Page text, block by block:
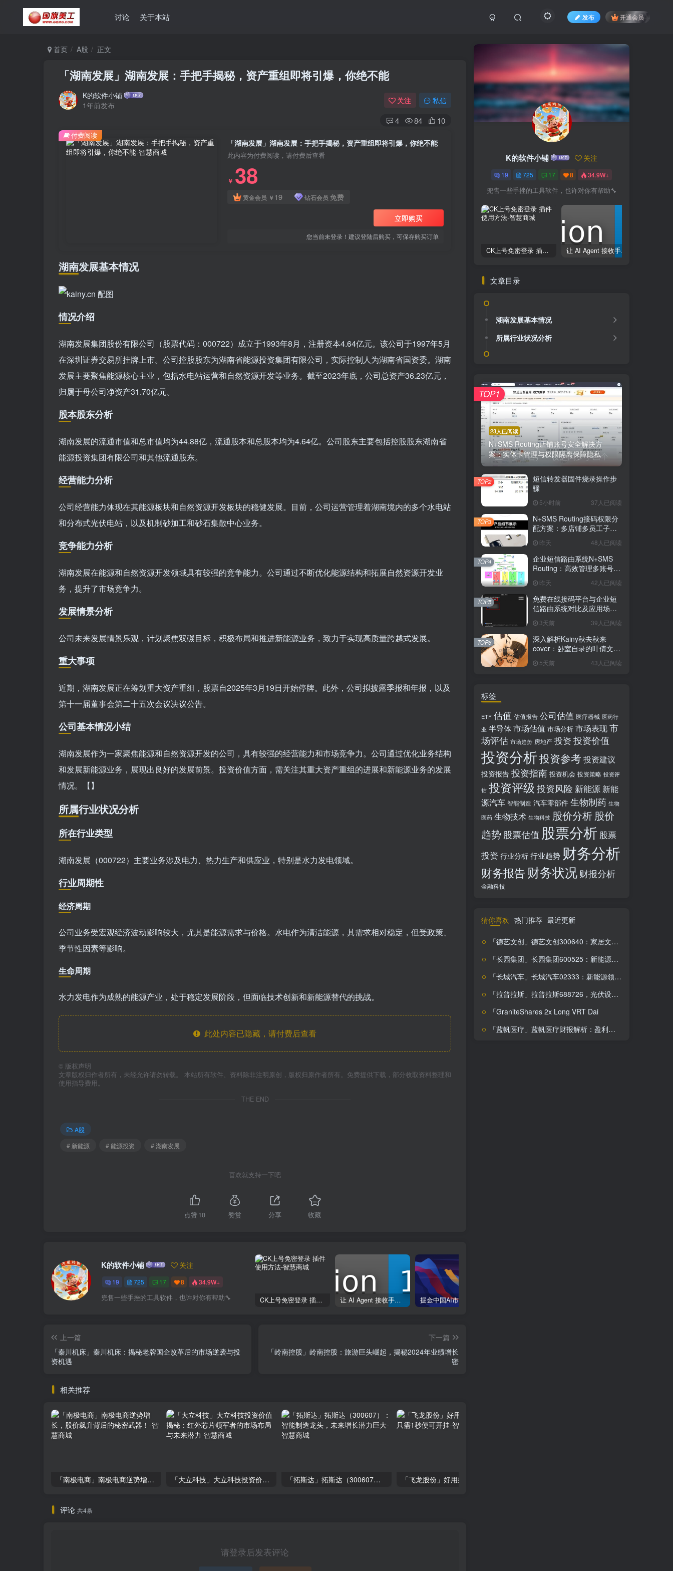
讨论 关于本站 发布 开通会员
首页 A股 正文
「湖南发展」湖南发展：手把手揭秘，资产重组即将引爆，你绝不能
K的软件小铺
1年前发布
关注 私信
4 84 10
「湖南发展」湖南发展：手把手揭秘，资产重组即将引爆，你绝不能
此内容为付费阅读，请付费后查看
￥ 38
黄金会员 ￥ 19 钻石会员 免费
立即购买
您当前未登录！建议登陆后购买，可保存购买订单
付费阅读
湖南发展基本情况
情况介绍
湖南发展集团股份有限公司（股票代码：000722）成立于1993年8月，注册资本4.64亿元。该公司于1997年5月
在深圳证券交易所挂牌上市。公司控股股东为湖南省能源投资集团有限公司，实际控制人为湖南省国资委。湖南
发展主要聚焦能源核心主业，包括水电站运营和自然资源开发等业务。截至2023年底，公司总资产36.23亿元，
归属于母公司净资产31.70亿元。
股本股东分析
湖南发展的流通市值和总市值均为44.88亿，流通股本和总股本均为4.64亿。公司股东主要包括控股股东湖南省
能源投资集团有限公司和其他流通股东。
经营能力分析
公司经营能力体现在其能源板块和自然资源开发板块的稳健发展。目前，公司运营管理着湖南境内的多个水电站
和分布式光伏电站，以及机制砂加工和砂石集散中心业务。
竞争能力分析
湖南发展在能源和自然资源开发领域具有较强的竞争能力。公司通过不断优化能源结构和拓展自然资源开发业
务，提升了市场竞争力。
发展情景分析
公司未来发展情景乐观，计划聚焦双碳目标，积极布局和推进新能源业务，致力于实现高质量跨越式发展。
重大事项
近期，湖南发展正在筹划重大资产重组，股票自2025年3月19日开始停牌。此外，公司拟披露季报和年报，以及
第十一届董事会第二十五次会议决议公告。
公司基本情况小结
湖南发展作为一家聚焦能源和自然资源开发的公司，具有较强的经营能力和市场竞争力。公司通过优化业务结构
和发展新能源业务，展现出良好的发展前景。投资价值方面，需关注其重大资产重组的进展和新能源业务的发展
情况。【】
所属行业状况分析
所在行业类型
湖南发展（000722）主要业务涉及电力、热力生产和供应业，特别是水力发电领域。
行业周期性
经济周期
公司业务受宏观经济波动影响较大，尤其是能源需求与价格。水电作为清洁能源，其需求相对稳定，但受政策、
季节性因素等影响。
生命周期
水力发电作为成熟的能源产业，处于稳定发展阶段，但面临技术创新和新能源替代的挑战。
此处内容已隐藏，请付费后查看
© 版权声明
文章版权归作者所有，未经允许请勿转载。 本站所有软件、资料除非注明原创，版权归原作者所有。免费提供下载，部分收取资料整理和
使用指导费用。
THE END
A股
# 新能源
# 能源投资 # 湖南发展
喜欢就支持一下吧
点赞10 赞赏 分享 收藏
K的软件小铺 关注
19 725 17 8 34.9W+
兜售一些手挫的工具软件，也许对你有帮助🔧 CK上号免密登录 插件使用方法 让 AI Agent 接收手机短信验证码的 skill
上一篇
「秦川机床」秦川机床：揭秘老牌国企改革后的市场逆袭与投
资机遇
下一篇
「岭南控股」岭南控股：旅游巨头崛起，揭秘2024年业绩增长
密
相关推荐
「南极电商」南极电商逆势增长，股价飙升背后的秘密武器！ 「大立科技」大立科技投资价值揭秘：红外芯片领军者的市场布局与未来潜力 「拓斯达」拓斯达（300607）：智能制造龙头，未来增长潜力巨大
评论 共4条
请登录后发表评论
K的软件小铺 关注
19 725 17 8 34.9W+
兜售一些手挫的工具软件，也许对你有帮助🔧
CK上号免密登录 插件使用方法 让 AI Agent 接收手机短信验证码的 skill
文章目录
湖南发展基本情况
所属行业状况分析
23人已阅读
N+SMS Routing店铺账号安全解决方
案：实体卡管理与权限隔离保障隐私
TOP1
短信转发器固件烧录操作步
骤
5小时前 37人已阅读
TOP2
N+SMS Routing接码权限分
配方案：多店铺多员工子账
昨天 48人已阅读
TOP3
企业短信路由系统N+SMS
Routing：高效管理多账号验
昨天 42人已阅读
TOP4
免费在线接码平台与企业短
信路由系统对比及应用场景
3天前 39人已阅读
TOP5
深入解析Kainy秋去秋来
cover：卧室自录的叶倩文经
5天前 43人已阅读
TOP6
标签
ETF 估值 估值报告 公司估值 医疗器械 医药行
业 半导体市场估值 市场分析 市场表现市
场评估 市场趋势 房地产 投资 投资价值
投资分析投资参考 投资建议
投资报告 投资指南 投资机会 投资策略 投资评
估 投资评级 投资风险 新能源 新能
源汽车 智能制造 汽车零部件 生物制药 生物
医药 生物技术 生物科技 股价分析 股价
趋势 股票估值 股票分析 股票
投资 行业分析 行业趋势 财务分析
财务报告 财务状况财报分析
金融科技
猜你喜欢 热门推荐 最近更新
「德艺文创」德艺文创300640：家居文创出口商的盈利预警，投资需谨慎
「长园集团」长园集团600525：新能源业务拓展，市场竞争力强劲，投资价值凸显
「长城汽车」长城汽车02333：新能源领军者，盈利能力飙升，投资价值凸显
「拉普拉斯」拉普拉斯688726，光伏设备黑马，你不关注绝对会后悔！
「GraniteShares 2x Long VRT Dai
「蓝帆医疗」蓝帆医疗财报解析：盈利难题下的逆势增长潜力